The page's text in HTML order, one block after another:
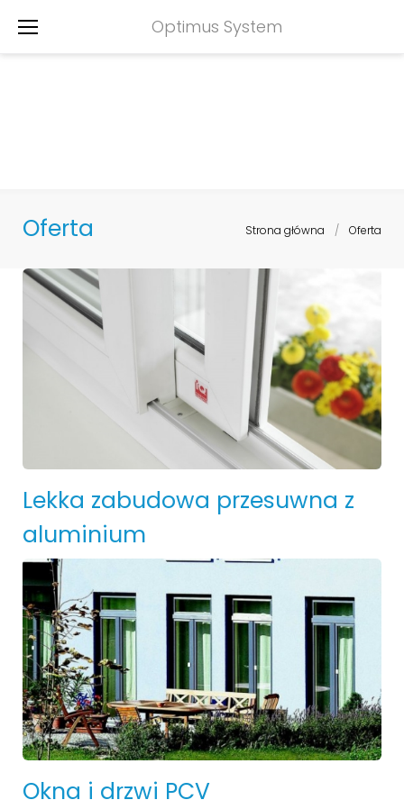
Skip
Optimus System
Oferta Strona główna / Oferta
Oferta
Lekka zabudowa przesuwna z
aluminium
Okna i drzwi PCV